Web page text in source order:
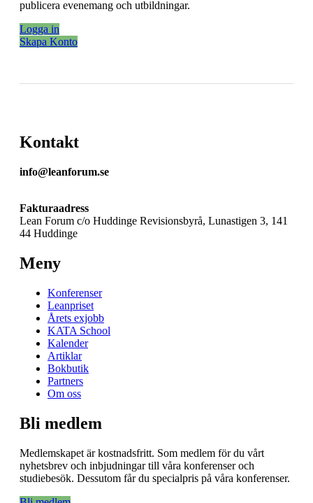
publicera evenemang och utbildningar.
Logga in
Skapa Konto
Kontakt
info@leanforum.se
Fakturaadress
Lean Forum c/o Huddinge Revisionsbyrå, Lunastigen 3, 141
44 Huddinge
Meny
Konferenser
Leanpriset
Årets exjobb
KATA School
Kalender
Artiklar
Bokbutik
Partners
Om oss
Bli medlem
Medlemskapet är kostnadsfritt. Som medlem för du vårt
nyhetsbrev och inbjudningar till våra konferenser och
studiebesök. Dessutom får du specialpris på våra konferenser.